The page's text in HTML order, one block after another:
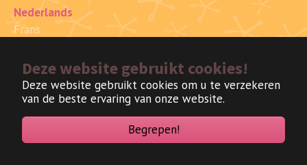
Deze website gebruikt cookies!
Deze website gebruikt cookies om u te verzekeren
van de beste ervaring van onze website.
Begrepen!
Nederlands
Frans